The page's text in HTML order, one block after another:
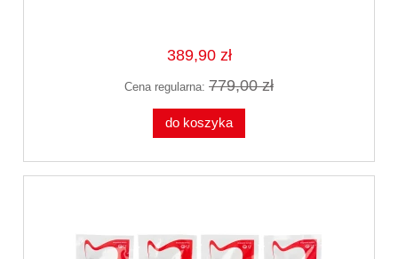
389,90 zł
Cena regularna: 779,00 zł
do koszyka